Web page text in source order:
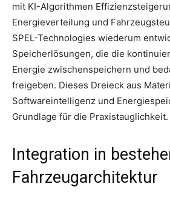
mit KI-Algorithmen
Energieverteilung und
SPEL-Technologies wiederum
Speicherlösungen, die die
Energie zwischenspeichern und
freigeben. Dieses Dreieck aus
Softwareintelligenz und
Grundlage für die Praxistauglichkeit.
Integration in
Fahrzeugarchitektur